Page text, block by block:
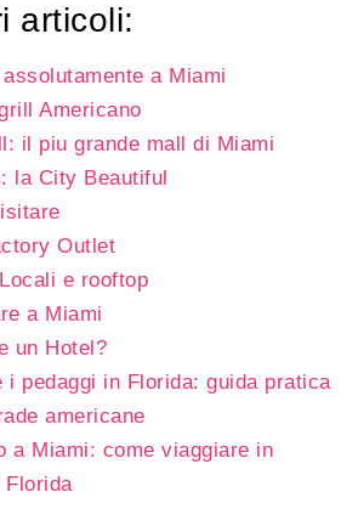
articoli:
a Miami
Americano
il piu grande mall di Miami
la City Beautiful
Outlet
e rooftop
a Miami
un Hotel?
i pedaggi in Florida: guida pratica
americane
a Miami: come viaggiare in